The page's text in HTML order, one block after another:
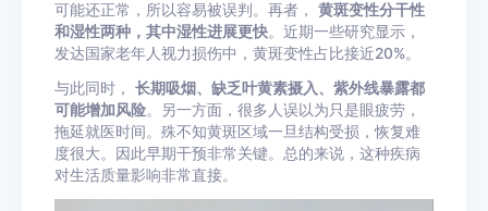
可能还正常，所以容易被误判。再者， 黄斑变性分干性
和湿性两种，其中湿性进展更快。近期一些研究显示，
发达国家老年人视力损伤中，黄斑变性占比接近20%。
与此同时， 长期吸烟、缺乏叶黄素摄入、紫外线暴露都
可能增加风险。另一方面，很多人误以为只是眼疲劳，
拖延就医时间。殊不知黄斑区域一旦结构受损，恢复难
度很大。因此早期干预非常关键。总的来说，这种疾病
对生活质量影响非常直接。